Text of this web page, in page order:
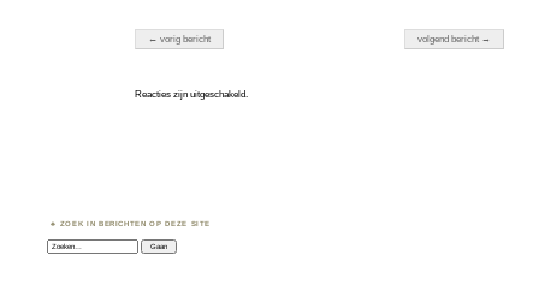
← vorig bericht volgend bericht →
Reacties zijn uitgeschakeld.
ZOEK IN BERICHTEN OP DEZE SITE
Zoeken: